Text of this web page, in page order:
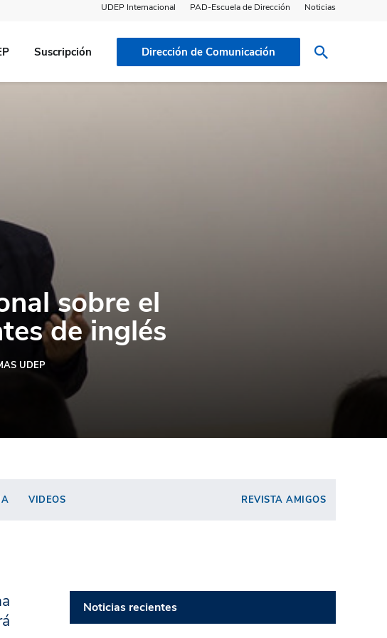
UDEP Internacional PAD-Escuela de Dirección Noticias
Suscripción Dirección de Comunicación
sobre el
de inglés
UDEP
VIDEOS REVISTA AMIGOS
Noticias recientes